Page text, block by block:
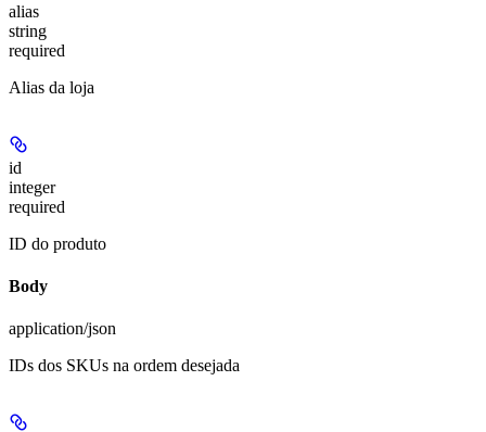
alias
string
required
Alias da loja
id
integer
required
ID do produto
Body
application/json
IDs dos SKUs na ordem desejada